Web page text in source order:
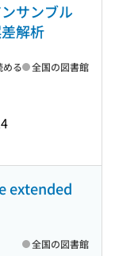
サンブル
解析
める 全国の図書館
extended
全国の図書館